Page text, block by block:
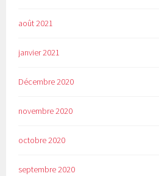
août 2021
janvier 2021
Décembre 2020
novembre 2020
octobre 2020
septembre 2020